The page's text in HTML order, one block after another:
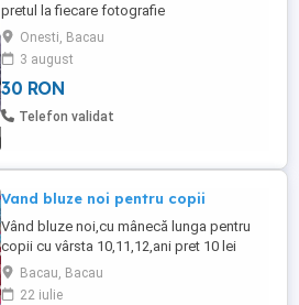
pretul la fiecare fotografie
Onesti, Bacau
3 august
30 RON
Telefon validat
Vand bluze noi pentru copii
Vând bluze noi,cu mânecă lunga pentru
copii cu vârsta 10,11,12,ani pret 10 lei
bucata.
Bacau, Bacau
22 iulie